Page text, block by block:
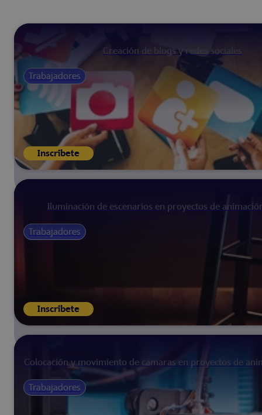
Creación de blogs y redes sociales
Trabajadores
Inscríbete
Iluminación de escenarios en proyectos de
Trabajadores
Inscríbete
Colocación y movimiento de cámaras en proyectos de
Trabajadores